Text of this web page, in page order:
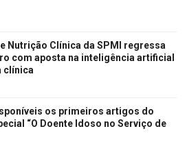
Nutrição Clínica da SPMI regressa
com aposta na inteligência artificial
clínica
os primeiros artigos do
“O Doente Idoso no Serviço de